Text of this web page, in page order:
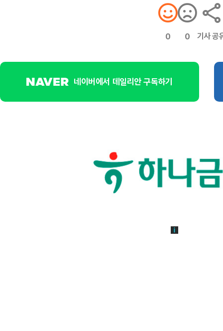
0 0 기사 공
네이버에서 데일리안 구독하기